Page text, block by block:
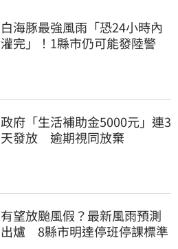
白海豚最強風雨「恐24小時內
灌完」！1縣市仍可能發陸警
政府「生活補助金5000元」連3
天發放 逾期視同放棄
有望放颱風假？最新風雨預測
出爐 8縣市明達停班停課標準